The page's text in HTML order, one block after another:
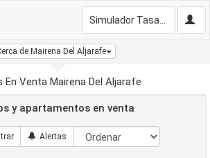
de Mairena Del Aljarafe
En Venta Mairena Del Aljarafe
y apartamentos en venta